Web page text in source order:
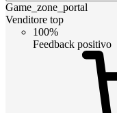
Game_zone_portal
Venditore top
100%
Feedback positivo